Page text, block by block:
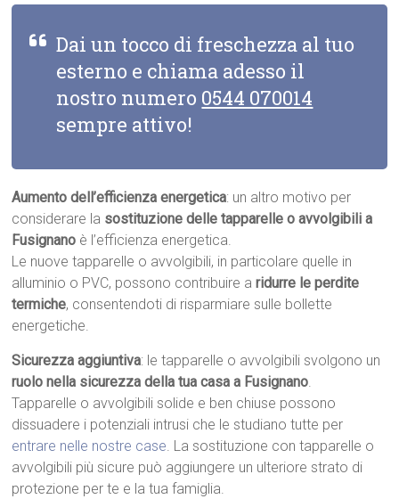
Dai un tocco di freschezza al tuo
esterno e chiama adesso il
nostro numero 0544 070014
sempre attivo!
Aumento dell’efficienza energetica: un altro motivo per
considerare la sostituzione delle tapparelle o avvolgibili a
Fusignano è l’efficienza energetica.
Le nuove tapparelle o avvolgibili, in particolare quelle in
alluminio o PVC, possono contribuire aridurre le perdite
termiche, consentendoti di risparmiare sulle bollette
energetiche.
Sicurezza aggiuntiva: le tapparelle o avvolgibili svolgono un
ruolo nella sicurezza della tua casa a Fusignano.
Tapparelle o avvolgibili solide e ben chiuse possono
dissuadere i potenziali intrusi che le studiano tutte per
entrare nelle nostre case. La sostituzione con tapparelle o
avvolgibili più sicure può aggiungere un ulteriore strato di
protezione per te e la tua famiglia.